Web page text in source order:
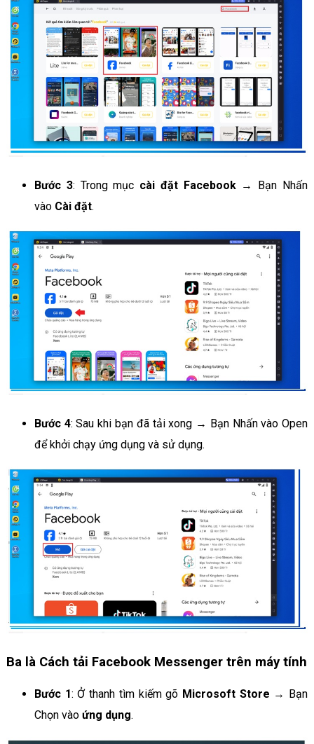
Bước 3: Trong mục cài đặt Facebook→ Bạn Nhấn
vào Cài đặt.
Bước 4: Sau khi bạn đã tải xong → Bạn Nhấn vào Open
để khởi chạy ứng dụng và sử dụng.
Ba là Cách tải Facebook Messenger trên máy tính
Bước 1: Ở thanh tìm kiếm gõ Microsoft Store → Bạn
Chọn vào ứng dụng.